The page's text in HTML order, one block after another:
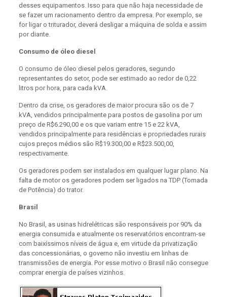
desses equipamentos. Isso para que não haja necessidade de
se fazer um racionamento dentro da empresa. Por exemplo, se
for ligar o triturador, deverá desligar a máquina de solda e assim
por diante.
Consumo de óleo diesel
O consumo de óleo diesel pelos geradores, segundo
representantes do setor, pode ser estimado ao redor de 0,22
litros por hora, para cada kVA.
Dentro da crise, os geradores de maior procura são os de 7
kVA, vendidos principalmente para postos de gasolina por um
preço de R$6.290,00 e os que variam entre 15 e 22 kVA,
vendidos principalmente para residências e propriedades rurais
cujos preços médios são R$19.300,00 e R$23.500,00,
respectivamente.
Os geradores podem ser instalados em qualquer lugar plano. Na
falta de motor os geradores podem ser ligados na TDP (Tomada
de Potência) do trator.
Brasil
No Brasil, as usinas hidrelétricas são responsáveis por 90% da
energia consumida e atualmente os reservatórios encontram-se
com baixíssimos níveis de água e, em virtude da privatização
das concessionárias, o governo não investiu em linhas de
transmissões de energia. Por esse motivo o Brasil não consegue
comprar energia de países vizinhos.